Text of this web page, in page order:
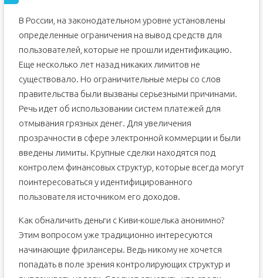
В России, на законодательном уровне установлены
определенные ограничения на вывод средств для
пользователей, которые не прошли идентификацию.
Еще несколько лет назад никаких лимитов не
существовало. Но ограничительные меры со слов
правительства были вызваны серьезными причинами.
Речь идет об использовании систем платежей для
отмывания грязных денег. Для увеличения
прозрачности в сфере электронной коммерции и были
введены лимиты. Крупные сделки находятся под
контролем финансовых структур, которые всегда могут
поинтересоваться у идентифицированного
пользователя источником его доходов.
Как обналичить деньги с Киви-кошелька анонимно?
Этим вопросом уже традиционно интересуются
начинающие фрилансеры. Ведь никому не хочется
попадать в поле зрения контролирующих структур и